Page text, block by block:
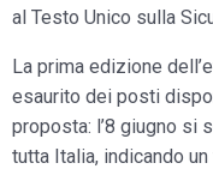
al Testo Unico sulla
La prima edizione
esaurito dei posti
proposta: l’8 giugno si
tutta Italia, indicando